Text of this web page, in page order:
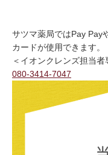
サツマ薬局ではPay Pay
カードが使用できます。
＜イオンクレンズ担当者
080-3414-7047